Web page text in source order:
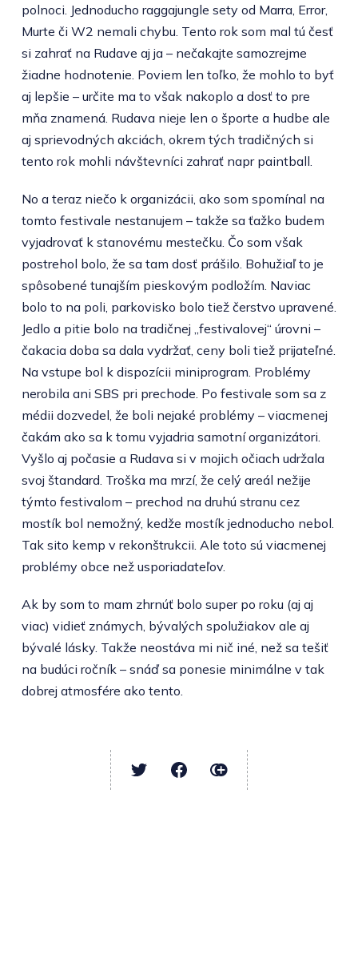
polnoci. Jednoducho raggajungle sety od Marra, Error,
Murte či W2 nemali chybu. Tento rok som mal tú česť
si zahrať na Rudave aj ja – nečakajte samozrejme
žiadne hodnotenie. Poviem len toľko, že mohlo to byť
aj lepšie – určite ma to však nakoplo a dosť to pre
mňa znamená. Rudava nieje len o športe a hudbe ale
aj sprievodných akciách, okrem tých tradičných si
tento rok mohli návštevníci zahrať napr paintball.
No a teraz niečo k organizácii, ako som spomínal na
tomto festivale nestanujem – takže sa ťažko budem
vyjadrovať k stanovému mestečku. Čo som však
postrehol bolo, že sa tam dosť prášilo. Bohužiaľ to je
spôsobené tunajším pieskovým podložím. Naviac
bolo to na poli, parkovisko bolo tiež čerstvo upravené.
Jedlo a pitie bolo na tradičnej „festivalovej“ úrovni –
čakacia doba sa dala vydržať, ceny boli tiež prijateľné.
Na vstupe bol k dispozícii miniprogram. Problémy
nerobila ani SBS pri prechode. Po festivale som sa z
médii dozvedel, že boli nejaké problémy – viacmenej
čakám ako sa k tomu vyjadria samotní organizátori.
Vyšlo aj počasie a Rudava si v mojich očiach udržala
svoj štandard. Troška ma mrzí, že celý areál nežije
týmto festivalom – prechod na druhú stranu cez
mostík bol nemožný, kedže mostík jednoducho nebol.
Tak sito kemp v rekonštrukcii. Ale toto sú viacmenej
problémy obce než usporiadateľov.
Ak by som to mam zhrnúť bolo super po roku (aj aj
viac) vidieť známych, bývalých spolužiakov ale aj
bývalé lásky. Takže neostáva mi nič iné, než sa tešiť
na budúci ročník – snáď sa ponesie minimálne v tak
dobrej atmosfére ako tento.